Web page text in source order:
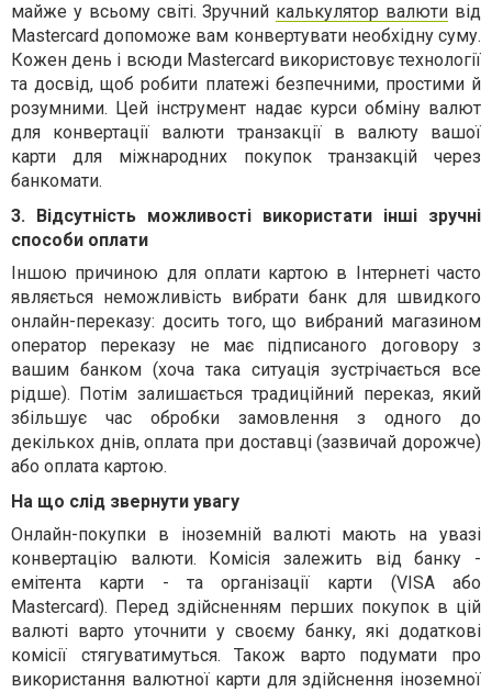
майже у всьому світі. Зручний калькулятор валюти від
Mastercard допоможе вам конвертувати необхідну суму.
Кожен день і всюди Mastercardвикористовує технології
та досвід, щоб робити платежі безпечними, простими й
розумними. Цей інструмент надає курси обміну валют
для конвертації валюти транзакції в валюту вашої
карти для міжнародних покупок транзакцій через
банкомати.
3. Відсутність можливості використати інші зручні
способи оплати
Іншою причиною для оплати картою в Інтернеті часто
являється неможливість вибрати банк для швидкого
онлайн-переказу: досить того, що вибраний магазином
оператор переказу
не має підписаного договору з
вашим банком (хоча така ситуація зустрічається все
рідше). Потім залишається традиційний переказ, який
збільшує час обробки замовлення з одного до
декількох днів, оплата при доставці (зазвичай дорожче)
або оплата картою.
На що слід звернути увагу
Онлайн-покупки в іноземній валюті мають на увазі
конвертацію валюти. Комісія залежить від банку -
емітента карти - та організації карти (VISAабо
Mastercard). Перед здійсненням перших покупок в цій
валюті варто уточнити у своєму банку, які додаткові
комісії стягуватимуться. Також варто подумати про
використання валютної карти для здійснення іноземної